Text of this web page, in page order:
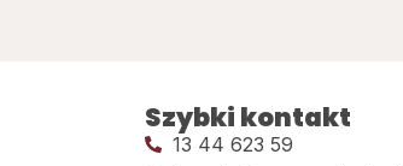
Szybki kontakt
13 44 623 59